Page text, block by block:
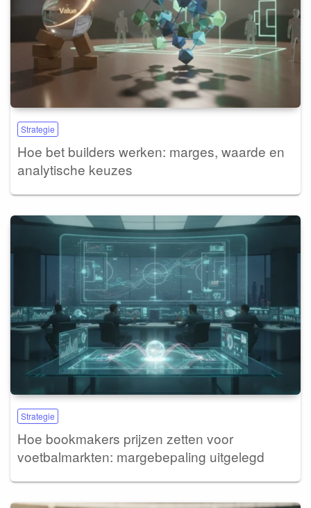
Strategie
Hoe bet builders werken: marges, waarde en
analytische keuzes
Strategie
Hoe bookmakers prijzen zetten voor
voetbalmarkten: margebepaling uitgelegd